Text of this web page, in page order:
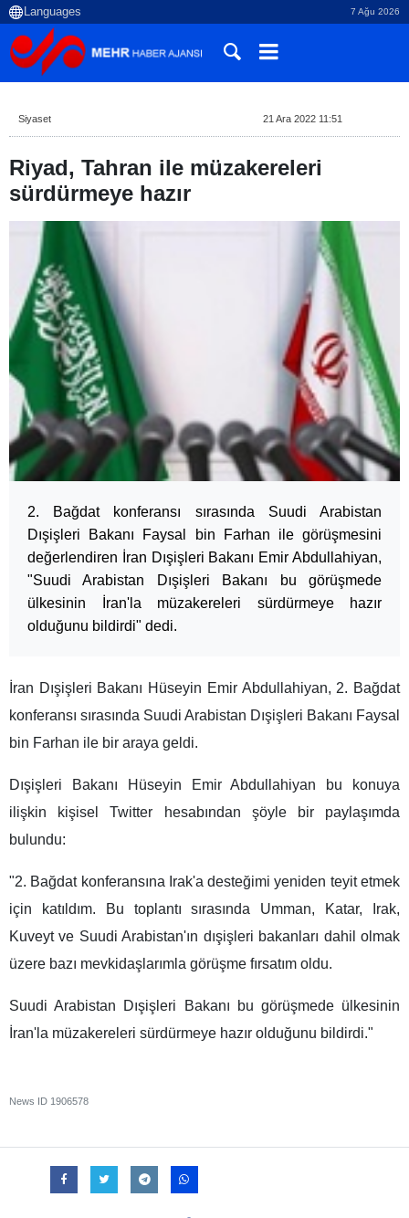
7 Ağu 2026
Siyaset 21 Ara 2022 11:51
Riyad, Tahran ile müzakereleri
sürdürmeye hazır
2. Bağdat konferansı sırasında Suudi Arabistan
Dışişleri Bakanı Faysal bin Farhan ile görüşmesini
değerlendiren İran Dışişleri Bakanı Emir Abdullahiyan,
"Suudi Arabistan Dışişleri Bakanı bu görüşmede
ülkesinin İran'la müzakereleri sürdürmeye hazır
olduğunu bildirdi" dedi.
İran Dışişleri Bakanı Hüseyin Emir Abdullahiyan, 2. Bağdat
konferansı sırasında Suudi Arabistan Dışişleri Bakanı Faysal
bin Farhan ile bir araya geldi.
Dışişleri Bakanı Hüseyin Emir Abdullahiyan bu konuya
ilişkin kişisel Twitter hesabından şöyle bir paylaşımda
bulundu:
"2. Bağdat konferansına Irak'a desteğimi yeniden teyit etmek
için katıldım. Bu toplantı sırasında Umman, Katar, Irak,
Kuveyt ve Suudi Arabistan'ın dışişleri bakanları dahil olmak
üzere bazı mevkidaşlarımla görüşme fırsatım oldu.
Suudi Arabistan Dışişleri Bakanı bu görüşmede ülkesinin
İran'la müzakereleri sürdürmeye hazır olduğunu bildirdi."
News ID 1906578